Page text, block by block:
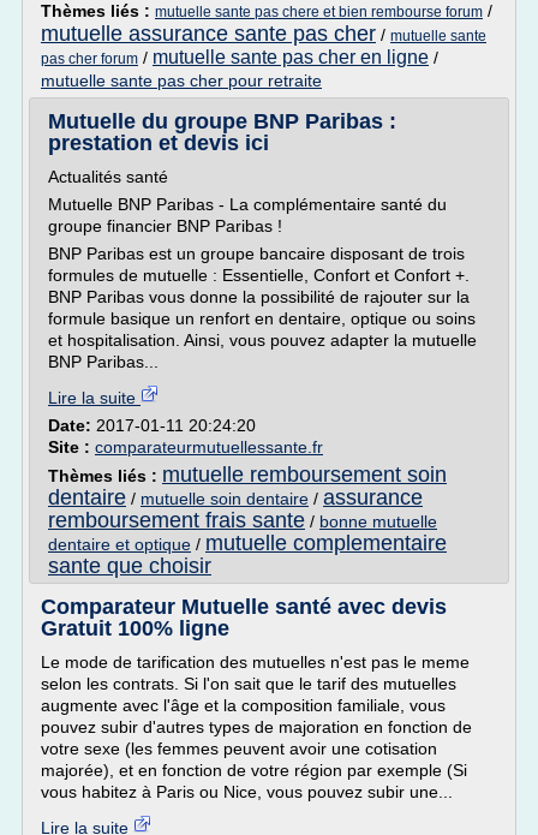
Thèmes liés : mutuelle sante pas chere et bien rembourse forum /
mutuelle assurance sante pas cher / mutuelle sante
pas cher forum / mutuelle sante pas cher en ligne /
mutuelle sante pas cher pour retraite
Mutuelle du groupe BNP Paribas :
prestation et devis ici
Actualités santé
Mutuelle BNP Paribas - La complémentaire santé du
groupe financier BNP Paribas !
BNP Paribas est un groupe bancaire disposant de trois
formules de mutuelle : Essentielle, Confort et Confort +.
BNP Paribas vous donne la possibilité de rajouter sur la
formule basique un renfort en dentaire, optique ou soins
et hospitalisation. Ainsi, vous pouvez adapter la mutuelle
BNP Paribas...
Lire la suite
Date: 2017-01-11 20:24:20
Site : comparateurmutuellessante.fr
Thèmes liés : mutuelle remboursement soin
dentaire / mutuelle soin dentaire / assurance
remboursement frais sante / bonne mutuelle
dentaire et optique / mutuelle complementaire
sante que choisir
Comparateur Mutuelle santé avec devis
Gratuit 100% ligne
Le mode de tarification des mutuelles n'est pas le meme
selon les contrats. Si l'on sait que le tarif des mutuelles
augmente avec l'âge et la composition familiale, vous
pouvez subir d'autres types de majoration en fonction de
votre sexe (les femmes peuvent avoir une cotisation
majorée), et en fonction de votre région par exemple (Si
vous habitez à Paris ou Nice, vous pouvez subir une...
Lire la suite